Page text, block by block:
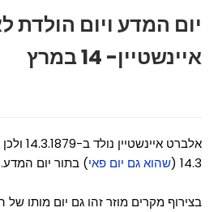
יום המדע ויום הולדת
איינשטיין- 14 במרץ
אלברט
14.3 ( שהוא גם יום פאי) בתור יום המדע.
בצירוף מקרים מוזר זהו גם יום מותו של